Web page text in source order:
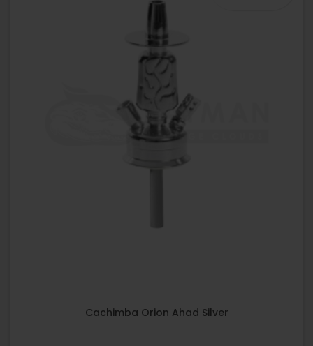
Cachimba Orion Ahad Silver